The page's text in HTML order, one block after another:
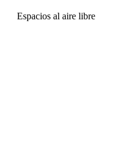
Espacios al aire libre